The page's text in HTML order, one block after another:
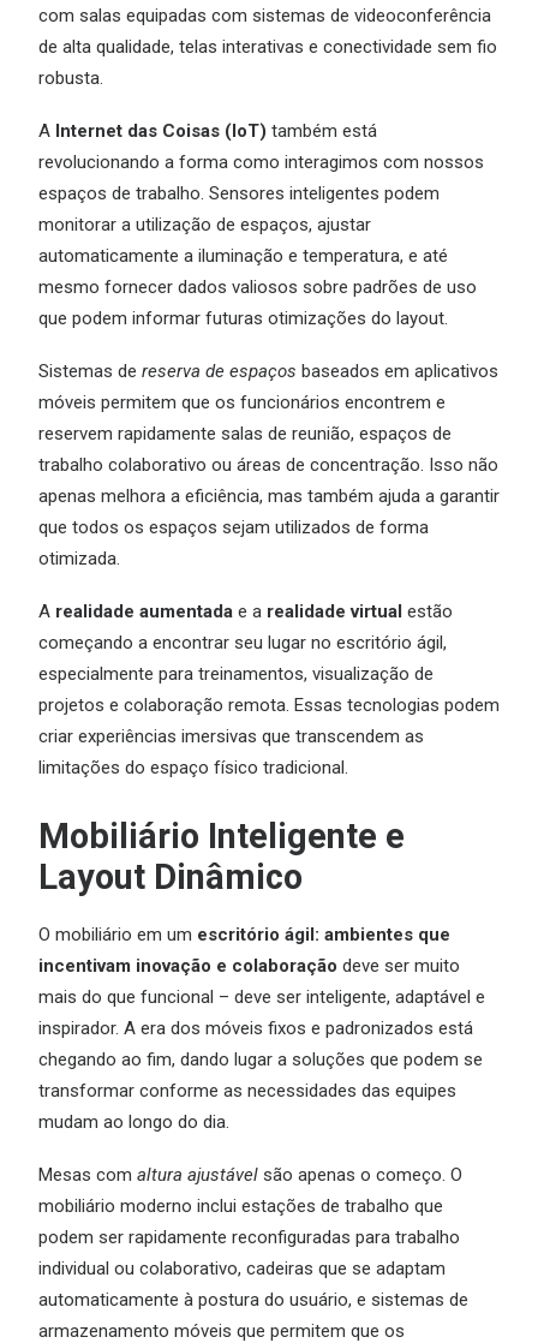
com salas equipadas com sistemas de videoconferência
de alta qualidade, telas interativas e conectividade sem fio
robusta.
A Internet das Coisas (IoT) também está
revolucionando a forma como interagimos com nossos
espaços de trabalho. Sensores inteligentes podem
monitorar a utilização de espaços, ajustar
automaticamente a iluminação e temperatura, e até
mesmo fornecer dados valiosos sobre padrões de uso
que podem informar futuras otimizações do layout.
Sistemas de reserva de espaços baseados em aplicativos
móveis permitem que os funcionários encontrem e
reservem rapidamente salas de reunião, espaços de
trabalho colaborativo ou áreas de concentração. Isso não
apenas melhora a eficiência, mas também ajuda a garantir
que todos os espaços sejam utilizados de forma
otimizada.
A realidade aumentada e a realidade virtual estão
começando a encontrar seu lugar no escritório ágil,
especialmente para treinamentos, visualização de
projetos e colaboração remota. Essas tecnologias podem
criar experiências imersivas que transcendem as
limitações do espaço físico tradicional.
Mobiliário Inteligente e
Layout Dinâmico
O mobiliário em um escritório ágil: ambientes que
incentivam inovação e colaboração deve ser muito
mais do que funcional – deve ser inteligente, adaptável e
inspirador. A era dos móveis fixos e padronizados está
chegando ao fim, dando lugar a soluções que podem se
transformar conforme as necessidades das equipes
mudam ao longo do dia.
Mesas com altura ajustável são apenas o começo. O
mobiliário moderno inclui estações de trabalho que
podem ser rapidamente reconfiguradas para trabalho
individual ou colaborativo, cadeiras que se adaptam
automaticamente à postura do usuário, e sistemas de
armazenamento móveis que permitem que os